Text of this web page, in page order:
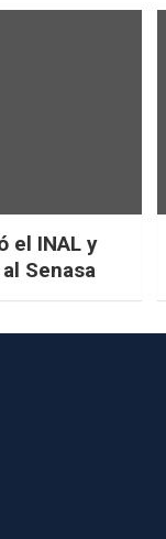
el INAL y
Senasa